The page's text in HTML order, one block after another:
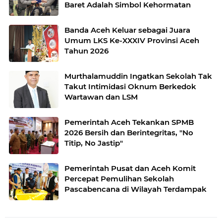
Baret Adalah Simbol Kehormatan
Banda Aceh Keluar sebagai Juara
Umum LKS Ke-XXXIV Provinsi Aceh
Tahun 2026
Murthalamuddin Ingatkan Sekolah Tak
Takut Intimidasi Oknum Berkedok
Wartawan dan LSM
Pemerintah Aceh Tekankan SPMB
2026 Bersih dan Berintegritas, "No
Titip, No Jastip"
Pemerintah Pusat dan Aceh Komit
Percepat Pemulihan Sekolah
Pascabencana di Wilayah Terdampak